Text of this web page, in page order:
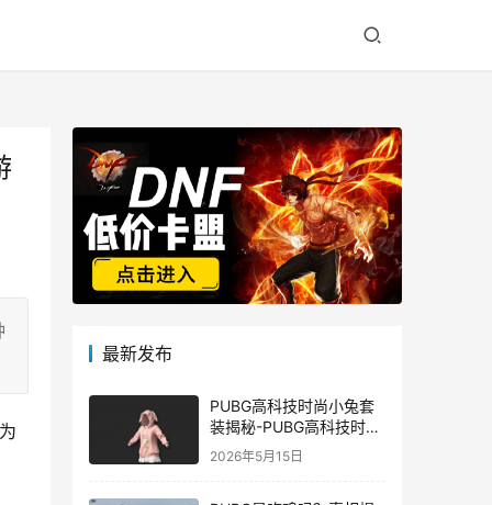
最新发布
PUBG高科技时尚小兔套
装揭秘-PUBG高科技时尚
小兔套装的潮流与科技结
2026年5月15日